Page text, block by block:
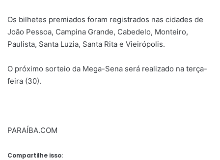
Os bilhetes premiados foram registrados nas cidades de
João Pessoa, Campina Grande, Cabedelo, Monteiro,
Paulista, Santa Luzia, Santa Rita e Vieirópolis.
O próximo sorteio da Mega-Sena será realizado na terça-
feira (30).
PARAÍBA.COM
Compartilhe isso: